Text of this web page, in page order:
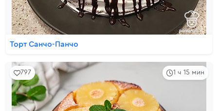
Торт Санчо-Панчо
1 ч 15 мин
797